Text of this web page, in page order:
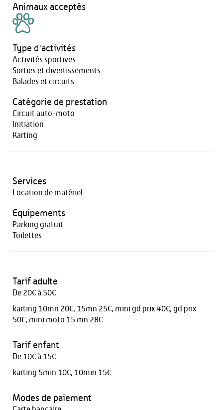
Animaux acceptés
Type d'activités
Activités sportives
Sorties et divertissements
Balades et circuits
Catégorie de prestation
Circuit auto-moto
Initiation
Karting
Services
Location de matériel
Equipements
Parking gratuit
Toilettes
Tarif adulte
De 20€ à 50€
karting 10mn 20€, 15mn 25€, mini gd prix 40€, gd prix
50€, mini moto 15 mn 28€
Tarif enfant
De 10€ à 15€
karting 5min 10€, 10min 15€
Modes de paiement